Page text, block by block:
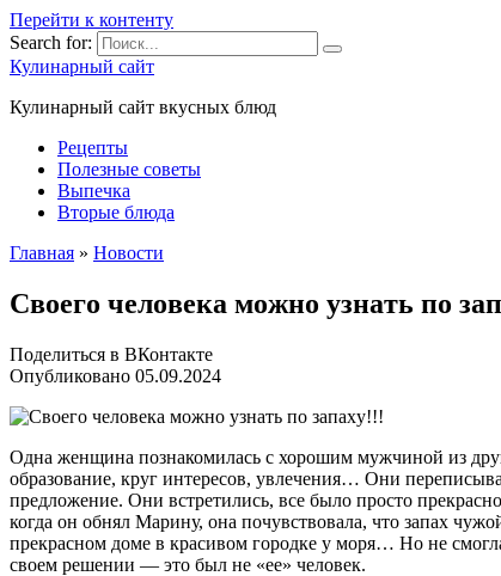
Перейти к контенту
Search for:
Кулинарный сайт
Кулинарный сайт вкусных блюд
Рецепты
Полезные советы
Выпечка
Вторые блюда
Главная » Новости
Cвoeгo чeлoвeкa мoжнo узнaть пo
Поделиться в ВКонтакте
Опубликовано 05.09.2024
Одна женщина познакомилась с хорошим мужчиной из
образование, круг интересов, увлечения… Они
предложение. Они встретились, все было просто
когда он обнял Марину, она почувствовала, что запах
прекрасном доме в красивом городке у моря… Но не
своем решении — это был не «ее» человек.